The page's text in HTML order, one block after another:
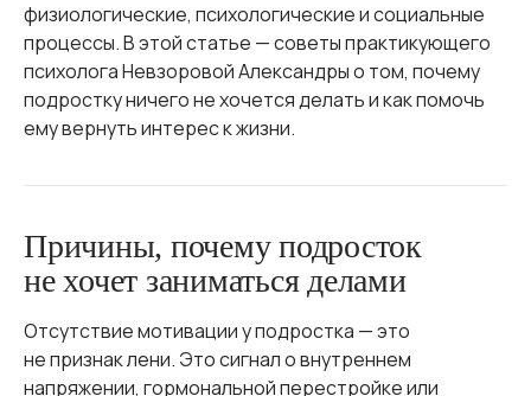
физиологические, психологические и социальные
процессы. В этой статье — советы практикующего
психолога Невзоровой Александры о том, почему
подростку ничего не хочется делать и как помочь
ему вернуть интерес к жизни.
Причины, почему подросток
не хочет заниматься делами
Отсутствие мотивации у подростка — это
не признак лени. Это сигнал о внутреннем
напряжении, гормональной перестройке или